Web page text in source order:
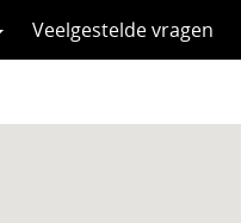
Veelgestelde vragen